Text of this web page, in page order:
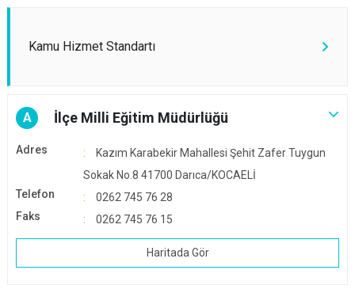
Kamu Hizmet Standartı
A İlçe Milli Eğitim Müdürlüğü
Adres
Kazım Karabekir Mahallesi Şehit Zafer Tuygun
Sokak No.8 41700 Darıca/KOCAELİ
Telefon
0262 745 76 28
Faks
0262 745 76 15
Haritada Gör